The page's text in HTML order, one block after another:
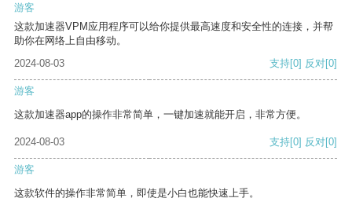
游客
这款加速器VPM应用程序可以给你提供最高速度和安全性的连接，并帮
助你在网络上自由移动。
2024-08-03
支持[0] 反对[0]
游客
这款加速器app的操作非常简单，一键加速就能开启，非常方便。
2024-08-03 支持[0] 反对[0]
游客
这款软件的操作非常简单，即使是小白也能快速上手。